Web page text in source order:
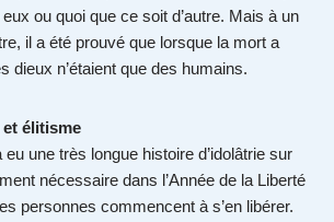
ou quoi que ce soit d’autre. Mais à un
il a été prouvé que lorsque la mort a
dieux n’étaient que des humains.
élitisme
eu une très longue histoire d’idolâtrie sur
nécessaire dans l’Année de la Liberté
personnes commencent à s’en libérer.